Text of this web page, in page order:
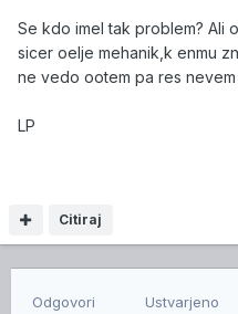
Se kdo imel tak problem? Ali
sicer oelje mehanik,k enmu
ne vedo ootem pa res
LP
Citiraj
Odgovori Ustvarjeno